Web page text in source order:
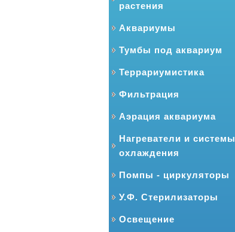
растения
Аквариумы
Тумбы под аквариум
Террариумистика
Фильтрация
Аэрация аквариума
Нагреватели и системы
охлаждения
Помпы - циркуляторы
У.Ф. Стерилизаторы
Освещение